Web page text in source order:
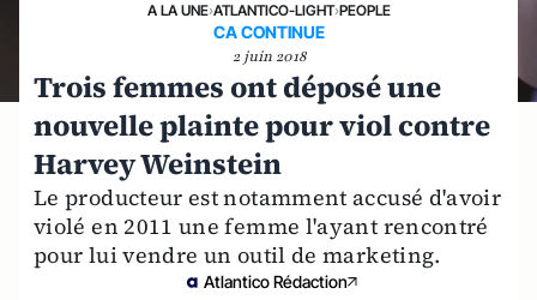
A LA UNE›ATLANTICO-LIGHT›PEOPLE
CA CONTINUE
2 juin 2018
Trois femmes ont déposé une
nouvelle plainte pour viol contre
Harvey Weinstein
Le producteur est notamment accusé d'avoir
violé en 2011 une femme l'ayant rencontré
pour lui vendre un outil de marketing.
Atlantico Rédaction